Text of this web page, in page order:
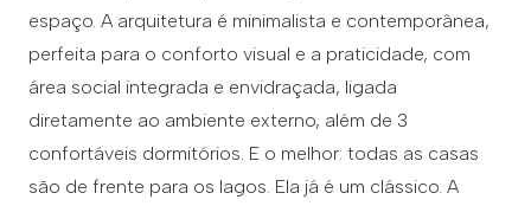
espaço. A arquitetura é minimalista e contemporânea,
perfeita para o conforto visual e a praticidade, com
área social integrada e envidraçada, ligada
diretamente ao ambiente externo, além de 3
confortáveis dormitórios. E o melhor: todas as casas
são de frente para os lagos. Ela já é um clássico. A